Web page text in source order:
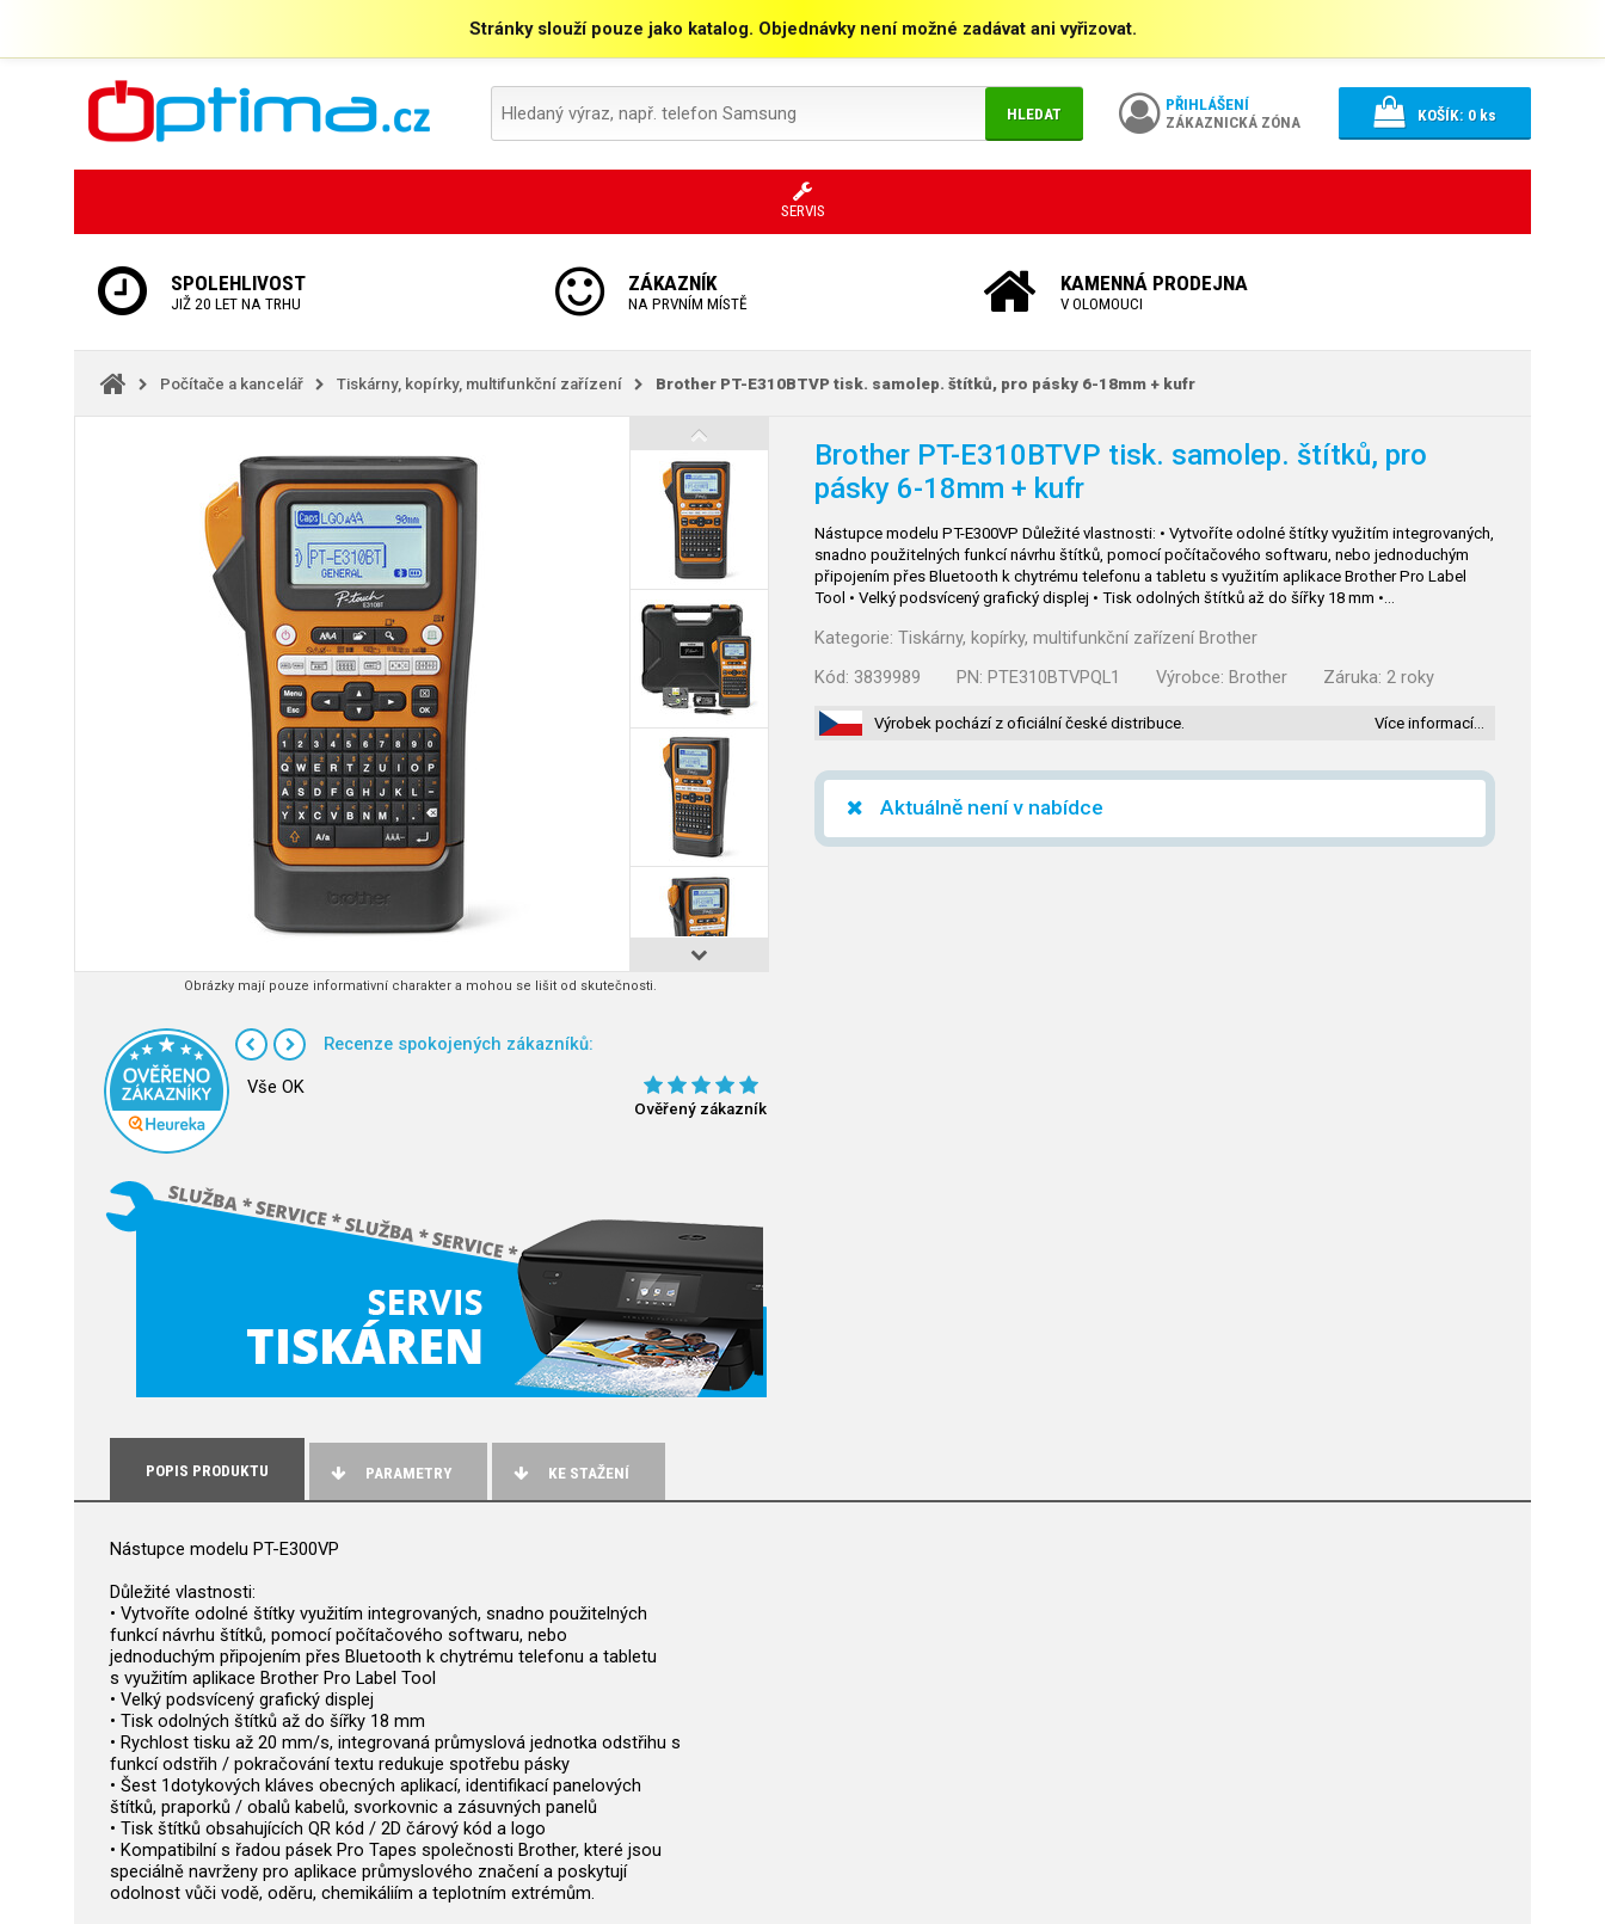
Stránky slouží pouze jako katalog. Objednávky není možné zadávat ani vyřizovat.
HLEDAT
PŘIHLÁŠENÍ
ZÁKAZNICKÁ ZÓNA
KOŠÍK: 0ks
SERVIS
SPOLEHLIVOST
JIŽ 20 LET NA TRHU
ZÁKAZNÍK
NA PRVNÍM MÍSTĚ
KAMENNÁ PRODEJNA
V OLOMOUCI
Počítače a kancelář Tiskárny, kopírky, multifunkční zařízení Brother PT-E310BTVP tisk. samolep. štítků, pro pásky 6-18mm + kufr
Obrázky mají pouze informativní charakter a mohou se lišit od skutečnosti.
Recenze spokojených zákazníků:
Vše OK
Ověřený zákazník
Brother PT-E310BTVP tisk. samolep. štítků, pro
pásky 6-18mm + kufr
Nástupce modelu PT-E300VP Důležité vlastnosti: • Vytvoříte odolné štítky využitím integrovaných,
snadno použitelných funkcí návrhu štítků, pomocí počítačového softwaru, nebo jednoduchým
připojením přes Bluetooth k chytrému telefonu a tabletu s využitím aplikace Brother Pro Label
Tool • Velký podsvícený grafický displej • Tisk odolných štítků až do šířky 18 mm •…
Kategorie: Tiskárny, kopírky, multifunkční zařízení Brother
Kód: 3839989 PN: PTE310BTVPQL1 Výrobce: Brother Záruka: 2 roky
Výrobek pochází z oficiální české distribuce. Více informací…
Aktuálně není v nabídce
POPIS PRODUKTU PARAMETRY KE STAŽENÍ
Nástupce modelu PT-E300VP
Důležité vlastnosti:
• Vytvoříte odolné štítky využitím integrovaných, snadno použitelných
funkcí návrhu štítků, pomocí počítačového softwaru, nebo
jednoduchým připojením přes Bluetooth k chytrému telefonu a tabletu
s využitím aplikace Brother Pro Label Tool
• Velký podsvícený grafický displej
• Tisk odolných štítků až do šířky 18 mm
• Rychlost tisku až 20 mm/s, integrovaná průmyslová jednotka odstřihu s
funkcí odstřih / pokračování textu redukuje spotřebu pásky
• Šest 1dotykových kláves obecných aplikací, identifikací panelových
štítků, praporků / obalů kabelů, svorkovnic a zásuvných panelů
• Tisk štítků obsahujících QR kód / 2D čárový kód a logo
• Kompatibilní s řadou pásek Pro Tapes společnosti Brother, které jsou
speciálně navrženy pro aplikace průmyslového značení a poskytují
odolnost vůči vodě, oděru, chemikáliím a teplotním extrémům.